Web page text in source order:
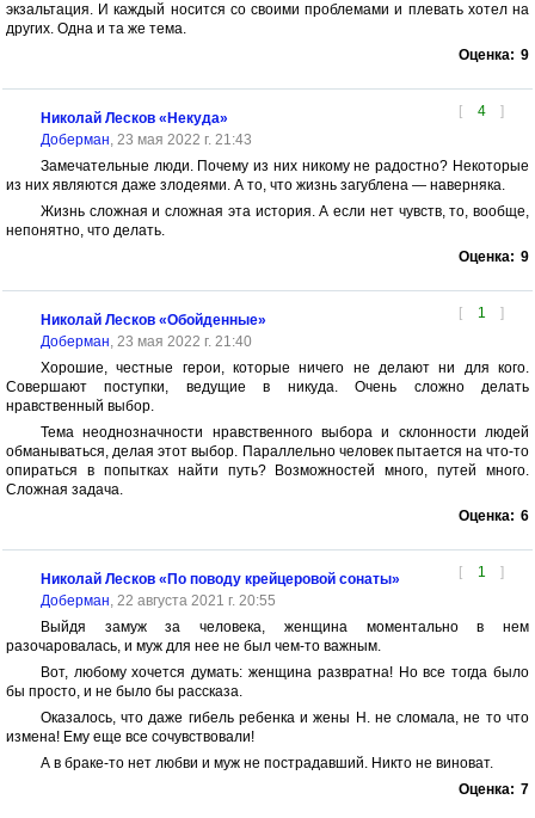
экзальтация. И каждый носится со своими проблемами и плевать хотел на
других. Одна и та же тема.
Оценка: 9
[ 4 ]
Николай Лесков «Некуда»
Доберман, 23 мая 2022 г. 21:43
Замечательные люди. Почему из них никому не радостно? Некоторые
из них являются даже злодеями. А то, что жизнь загублена — наверняка.
Жизнь сложная и сложная эта история. А если нет чувств, то, вообще,
непонятно, что делать.
Оценка: 9
[ 1 ]
Николай Лесков «Обойденные»
Доберман, 23 мая 2022 г. 21:40
Хорошие, честные герои, которые ничего не делают ни для кого.
Совершают поступки, ведущие в никуда. Очень сложно делать
нравственный выбор.
Тема неоднозначности нравственного выбора и склонности людей
обманываться, делая этот выбор. Параллельно человек пытается на что-то
опираться в попытках найти путь? Возможностей много, путей много.
Сложная задача.
Оценка: 6
[ 1 ]
Николай Лесков «По поводу крейцеровой сонаты»
Доберман, 22 августа 2021 г. 20:55
Выйдя замуж за человека, женщина моментально в нем
разочаровалась, и муж для нее не был чем-то важным.
Вот, любому хочется думать: женщина развратна! Но все тогда было
бы просто, и не было бы рассказа.
Оказалось, что даже гибель ребенка и жены Н. не сломала, не то что
измена! Ему еще все сочувствовали!
А в браке-то нет любви и муж не пострадавший. Никто не виноват.
Оценка: 7